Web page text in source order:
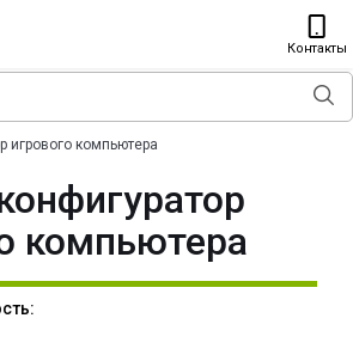
Контакты
игрового компьютера
компьютера